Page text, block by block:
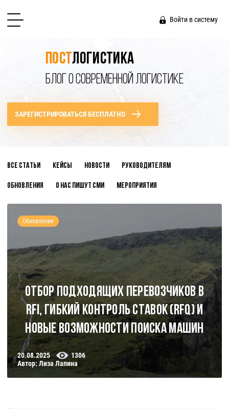
Войти в систему
Постлогистика
БЛОГ О СОВРЕМЕННОЙ ЛОГИСТИКЕ
ЗАРЕГИСТРИРОВАТЬСЯ БЕСПЛАТНО
Все статьи Кейсы Новости Руководителям
Обновления О нас пишут СМИ Мероприятия
Обновления
Отбор подходящих перевозчиков в
RFI, гибкий контроль ставок (RFQ) и
новые возможности поиска машин
20.08.2025
1306
Автор: Лиза Лапина